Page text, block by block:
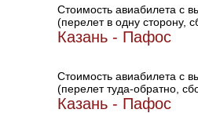
Стоимость авиабилета с
(перелет в одну сторону,
Казань - Пафос
Стоимость авиабилета с
(перелет туда-обратно,
Казань - Пафос